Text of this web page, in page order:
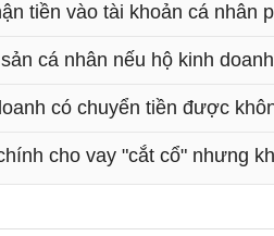
tiền vào tài khoản cá nhân
cá nhân nếu hộ kinh
có chuyển tiền được
cho vay "cắt cổ" nhưng